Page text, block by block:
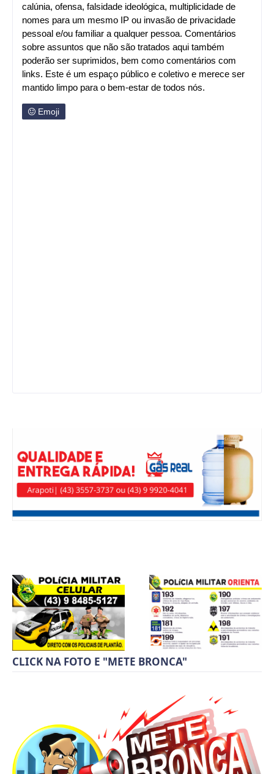
calúnia, ofensa, falsidade ideológica, multiplicidade de
nomes para um mesmo IP ou invasão de privacidade
pessoal e/ou familiar a qualquer pessoa. Comentários
sobre assuntos que não são tratados aqui também
poderão ser suprimidos, bem como comentários com
links. Este é um espaço público e coletivo e merece ser
mantido limpo para o bem-estar de todos nós.
Emoji
CLICK NA FOTO E "METE BRONCA"